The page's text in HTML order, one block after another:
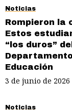
Noticias
Rompieron la
Estos
“los duros” del
Educación
3 de junio de 2026
Noticias